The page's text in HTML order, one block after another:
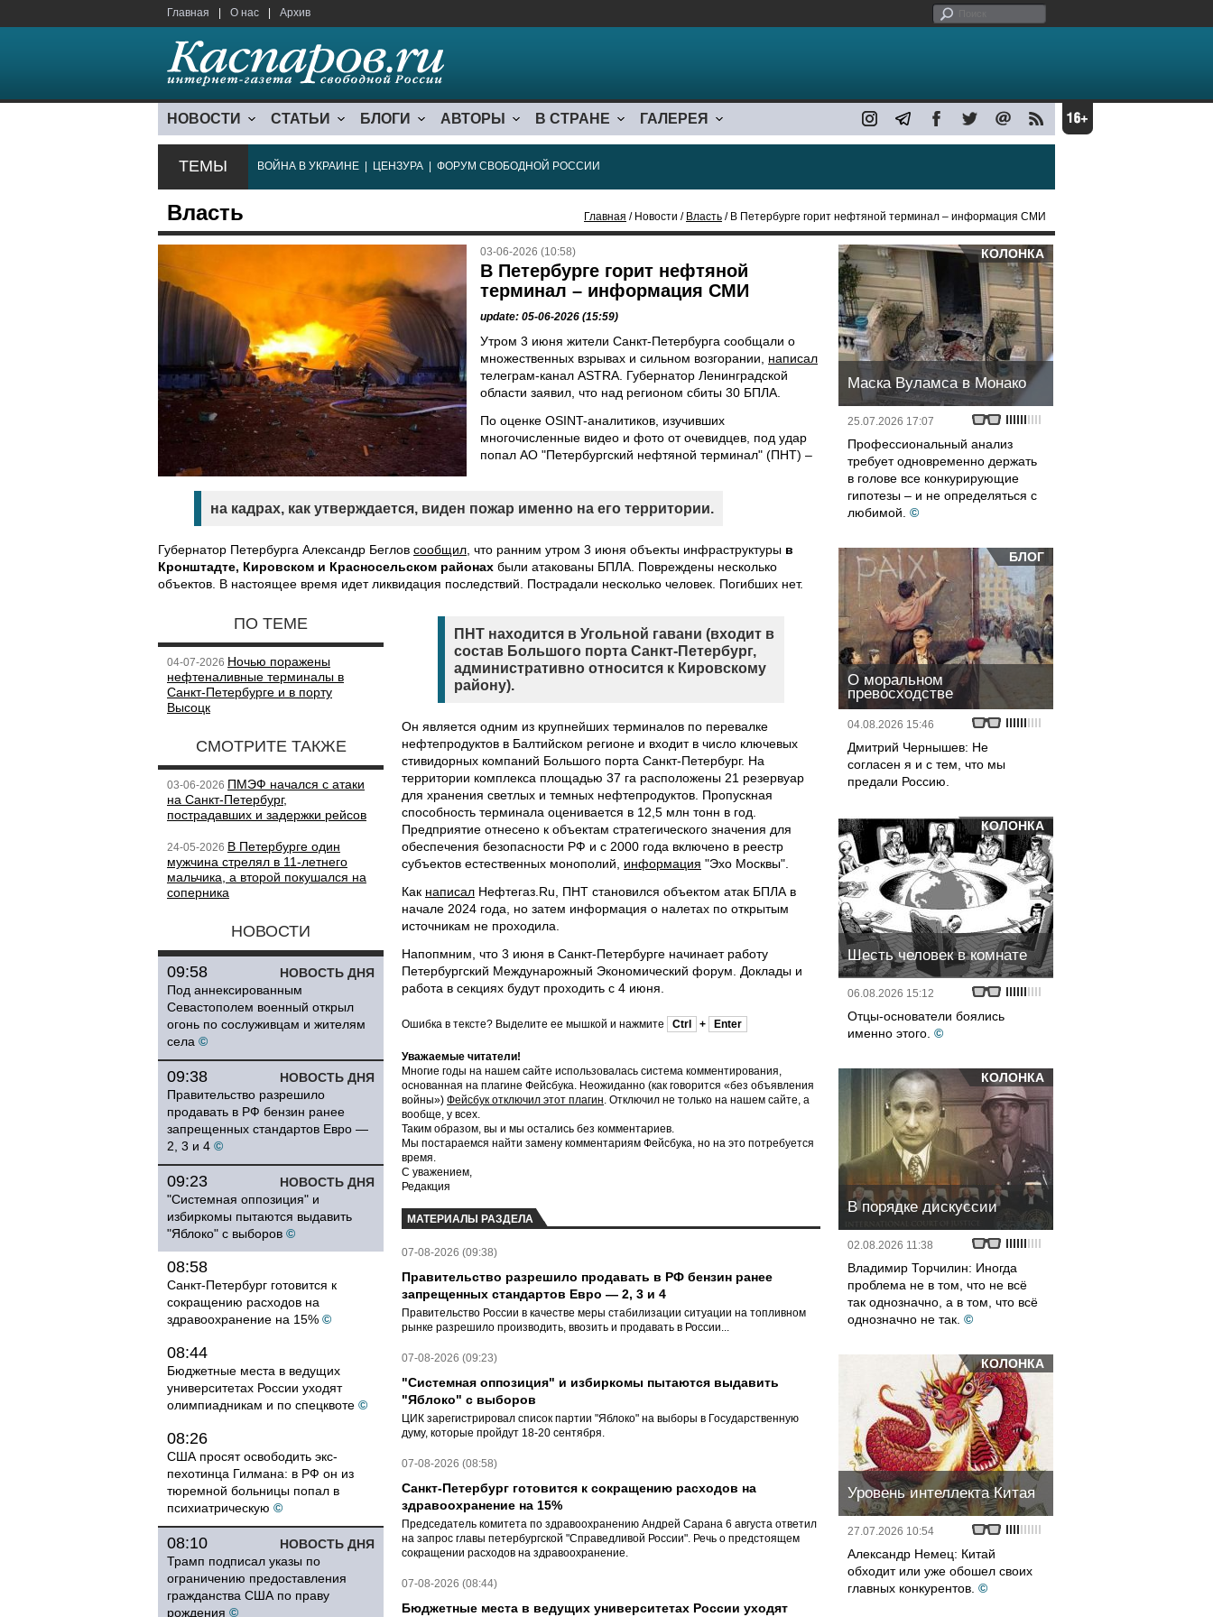
Главная О нас Архив
НОВОСТИ СТАТЬИ БЛОГИ АВТОРЫ В СТРАНЕ ГАЛЕРЕЯ
ТЕМЫ ВОЙНА В УКРАИНЕ ЦЕНЗУРА ФОРУМ СВОБОДНОЙ РОССИИ
Власть Главная / Новости / Власть / В Петербурге горит нефтяной терминал – информация СМИ
03-06-2026 (10:58)
В Петербурге горит нефтяной
терминал – информация СМИ
update: 05-06-2026 (15:59)
Утром 3 июня жители Санкт-Петербурга сообщали о
множественных взрывах и сильном возгорании, написал
телеграм-канал ASTRA. Губернатор Ленинградской
области заявил, что над регионом сбиты 30 БПЛА.
По оценке OSINT-аналитиков, изучивших
многочисленные видео и фото от очевидцев, под удар
попал АО "Петербургский нефтяной терминал" (ПНТ) –
на кадрах, как утверждается, виден пожар именно на его территории.
Губернатор Петербурга Александр Беглов сообщил , что ранним утром 3 июня объекты инфраструктуры в
Кронштадте, Кировском и Красносельском районах были атакованы БПЛА. Повреждены несколько
объектов. В настоящее время идет ликвидация последствий. Пострадали несколько человек. Погибших нет.
ПО ТЕМЕ
04-07-2026 Ночью поражены
нефтеналивные терминалы в
Санкт-Петербурге и в порту
Высоцк
СМОТРИТЕ ТАКЖЕ
03-06-2026 ПМЭФ начался с атаки
на Санкт-Петербург,
пострадавших и задержки рейсов
24-05-2026 В Петербурге один
мужчина стрелял в 11-летнего
мальчика, а второй покушался на
соперника
НОВОСТИ
НОВОСТЬ ДНЯ
09:58
Под аннексированным
Севастополем военный открыл
огонь по сослуживцам и жителям
села ©
НОВОСТЬ ДНЯ
09:38
Правительство разрешило
продавать в РФ бензин ранее
запрещенных стандартов Евро —
2, 3 и 4 ©
НОВОСТЬ ДНЯ
09:23
"Системная оппозиция" и
избиркомы пытаются выдавить
"Яблоко" с выборов ©
08:58
Санкт-Петербург готовится к
сокращению расходов на
здравоохранение на 15% ©
08:44
Бюджетные места в ведущих
университетах России уходят
олимпиадникам и по спецквоте ©
08:26
США просят освободить экс-
пехотинца Гилмана: в РФ он из
тюремной больницы попал в
психиатрическую ©
НОВОСТЬ ДНЯ
08:10
Трамп подписал указы по
ограничению предоставления
гражданства США по праву
рождения ©
ПНТ находится в Угольной гавани (входит в
состав Большого порта Санкт-Петербург,
административно относится к Кировскому
району).
Он является одним из крупнейших терминалов по перевалке
нефтепродуктов в Балтийском регионе и входит в число ключевых
стивидорных компаний Большого порта Санкт-Петербург. На
территории комплекса площадью 37 га расположены 21 резервуар
для хранения светлых и темных нефтепродуктов. Пропускная
способность терминала оценивается в 12,5 млн тонн в год.
Предприятие отнесено к объектам стратегического значения для
обеспечения безопасности РФ и с 2000 года включено в реестр
субъектов естественных монополий, информация "Эхо Москвы".
Как написал Нефтегаз.Ru, ПНТ становился объектом атак БПЛА в
начале 2024 года, но затем информация о налетах по открытым
источникам не проходила.
Напопмним, что 3 июня в Санкт-Петербурге начинает работу
Петербургский Междунарожный Экономический форум. Доклады и
работа в секциях будут проходить с 4 июня.
Ошибка в тексте? Выделите ее мышкой и нажмите Ctrl + Enter
Уважаемые читатели!
Многие годы на нашем сайте использовалась система комментирования,
основанная на плагине Фейсбука. Неожиданно (как говорится «без объявления
войны») Фейсбук отключил этот плагин. Отключил не только на нашем сайте, а
вообще, у всех.
Таким образом, вы и мы остались без комментариев.
Мы постараемся найти замену комментариям Фейсбука, но на это потребуется
время.
С уважением,
Редакция
МАТЕРИАЛЫ РАЗДЕЛА
07-08-2026 (09:38)
Правительство разрешило продавать в РФ бензин ранее
запрещенных стандартов Евро — 2, 3 и 4
Правительство России в качестве меры стабилизации ситуации на топливном
рынке разрешило производить, ввозить и продавать в России...
07-08-2026 (09:23)
"Системная оппозиция" и избиркомы пытаются выдавить
"Яблоко" с выборов
ЦИК зарегистрировал список партии "Яблоко" на выборы в Государственную
думу, которые пройдут 18-20 сентября.
07-08-2026 (08:58)
Санкт-Петербург готовится к сокращению расходов на
здравоохранение на 15%
Председатель комитета по здравоохранению Андрей Сарана 6 августа ответил
на запрос главы петербургской "Справедливой России". Речь о предстоящем
сокращении расходов на здравоохранение.
07-08-2026 (08:44)
Бюджетные места в ведущих университетах России уходят
КОЛОНКА
Маска Вуламса в Монако
25.07.2026 17:07
Профессиональный анализ
требует одновременно держать
в голове все конкурирующие
гипотезы – и не определяться с
любимой. ©
БЛОГ
О моральном
превосходстве
04.08.2026 15:46
Дмитрий Чернышев: Не
согласен я и с тем, что мы
предали Россию.
КОЛОНКА
Шесть человек в комнате
06.08.2026 15:12
Отцы-основатели боялись
именно этого. ©
КОЛОНКА
В порядке дискуссии
02.08.2026 11:38
Владимир Торчилин: Иногда
проблема не в том, что не всё
так однозначно, а в том, что всё
однозначно не так. ©
КОЛОНКА
Уровень интеллекта Китая
27.07.2026 10:54
Александр Немец: Китай
обходит или уже обошел своих
главных конкурентов. ©